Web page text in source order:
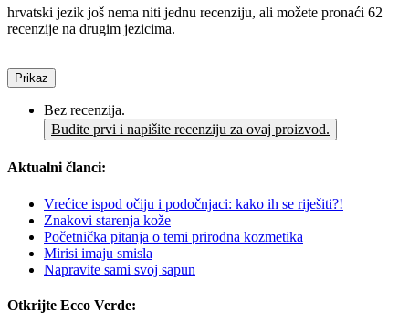
hrvatski jezik još nema niti jednu recenziju, ali možete pronaći 62
recenzije na drugim jezicima.
Prikaz
Bez recenzija.
Budite prvi i napišite recenziju za ovaj proizvod.
Aktualni članci:
Vrećice ispod očiju i podočnjaci: kako ih se riješiti?!
Znakovi starenja kože
Početnička pitanja o temi prirodna kozmetika
Mirisi imaju smisla
Napravite sami svoj sapun
Otkrijte Ecco Verde: